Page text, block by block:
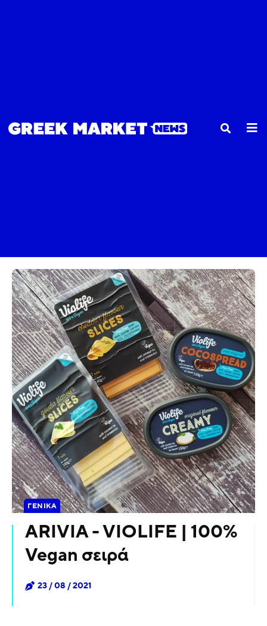
ΓΕΝΙΚΆ
ARIVIA - VIOLIFE | 100%
Vegan σειρά
23 / 08 / 2021